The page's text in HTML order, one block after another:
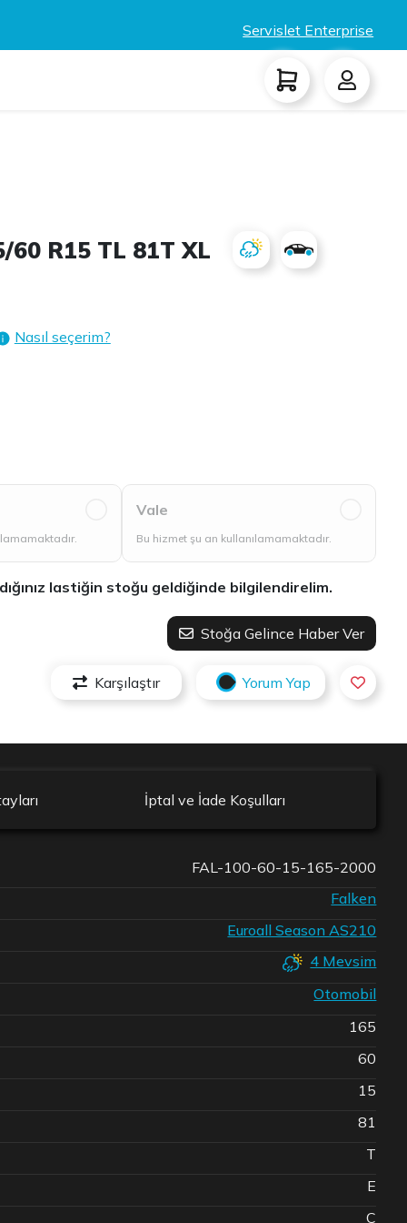
Servislet Enterprise
60 R15 TL 81T XL
Nasıl seçerim?
Vale
Bu hizmet şu an kullanılamamaktadır.
lastiğin stoğu geldiğinde bilgilendirelim.
Stoğa Gelince Haber Ver
Karşılaştır Yorum Yap
İptal ve İade Koşulları
FAL-100-60-15-165-2000
Falken
Euroall Season AS210
4 Mevsim
Otomobil
165
60
15
81
T
E
C